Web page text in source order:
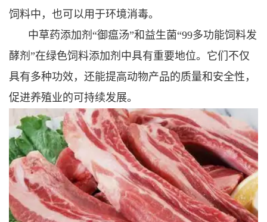
饲料中，也可以用于环境消毒。
中草药添加剂“御瘟汤”和益生菌“99多功能饲料发
酵剂”在绿色饲料添加剂中具有重要地位。它们不仅
具有多种功效，还能提高动物产品的质量和安全性，
促进养殖业的可持续发展。